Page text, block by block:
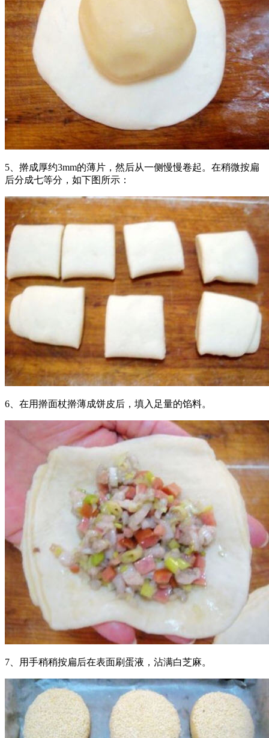
5、擀成厚约3mm的薄片，然后从一侧慢慢卷起。在稍微按扁
后分成七等分，如下图所示：
6、在用擀面杖擀薄成饼皮后，填入足量的馅料。
7、用手稍稍按扁后在表面刷蛋液，沾满白芝麻。